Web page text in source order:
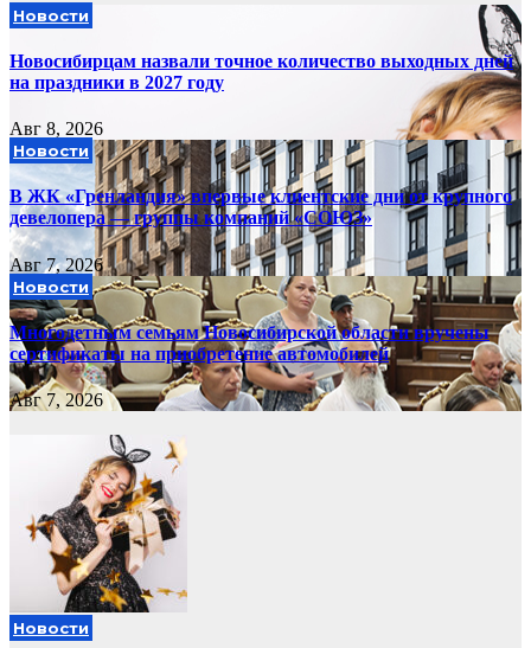
Новости
Новосибирцам назвали точное количество выходных дней
на праздники в 2027 году
Авг 8, 2026
Новости
В ЖК «Гренландия» впервые клиентские дни от крупного
девелопера — группы компаний «СОЮЗ»
Авг 7, 2026
Новости
Многодетным семьям Новосибирской области вручены
сертификаты на приобретение автомобилей
Авг 7, 2026
Новости